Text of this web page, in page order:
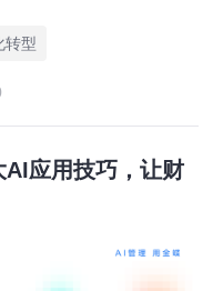
转型
应用技巧，让财